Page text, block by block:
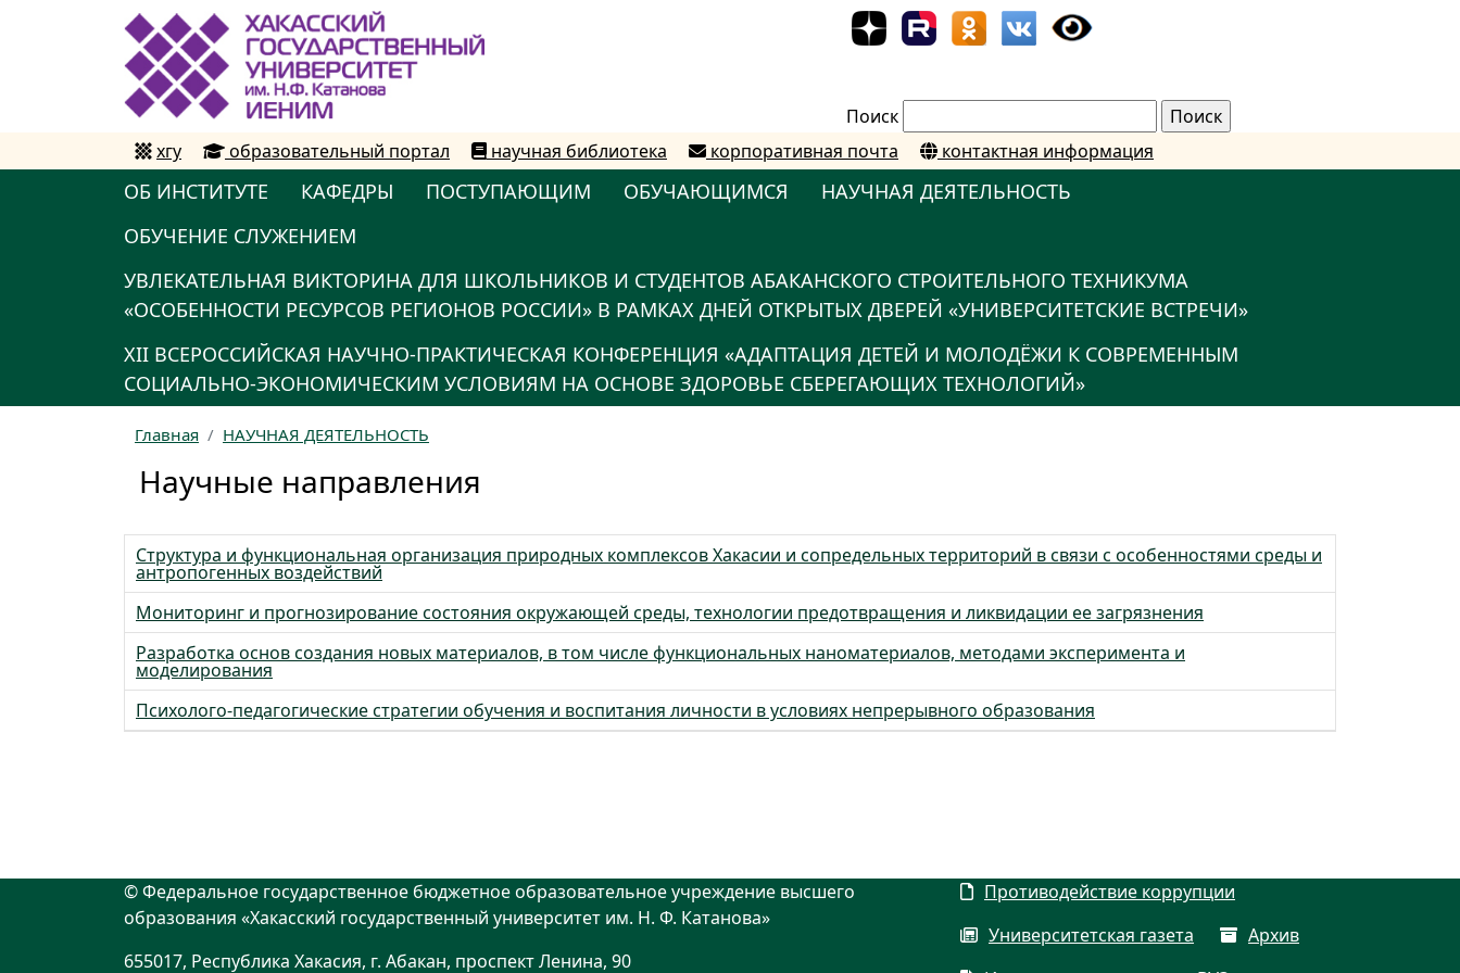
Поиск
хгу
образовательный портал научная библиотека корпоративная почта контактная информация
ОБ ИНСТИТУТЕ КАФЕДРЫ ПОСТУПАЮЩИМ ОБУЧАЮЩИМСЯ
НАУЧНАЯ ДЕЯТЕЛЬНОСТЬ
ОБУЧЕНИЕ СЛУЖЕНИЕМ
УВЛЕКАТЕЛЬНАЯ ВИКТОРИНА ДЛЯ ШКОЛЬНИКОВ И СТУДЕНТОВ АБАКАНСКОГО СТРОИТЕЛЬНОГО ТЕХНИКУМА
«ОСОБЕННОСТИ РЕСУРСОВ РЕГИОНОВ РОССИИ» В РАМКАХ ДНЕЙ ОТКРЫТЫХ ДВЕРЕЙ «УНИВЕРСИТЕТСКИЕ ВСТРЕЧИ»
XII ВСЕРОССИЙСКАЯ НАУЧНО-ПРАКТИЧЕСКАЯ КОНФЕРЕНЦИЯ «АДАПТАЦИЯ ДЕТЕЙ И МОЛОДЁЖИ К СОВРЕМЕННЫМ
СОЦИАЛЬНО-ЭКОНОМИЧЕСКИМ УСЛОВИЯМ НА ОСНОВЕ ЗДОРОВЬЕ СБЕРЕГАЮЩИХ ТЕХНОЛОГИЙ»
Главная НАУЧНАЯ ДЕЯТЕЛЬНОСТЬ
Научные направления
Структура и функциональная организация природных комплексов Хакасии и сопредельных территорий в связи с особенностями среды и
антропогенных воздействий
Мониторинг и прогнозирование состояния окружающей среды, технологии предотвращения и ликвидации ее загрязнения
Разработка основ создания новых материалов, в том числе функциональных наноматериалов, методами эксперимента и
моделирования
Психолого-педагогические стратегии обучения и воспитания личности в условиях непрерывного образования
© Федеральное государственное бюджетное образовательное учреждение высшего
образования «Хакасский государственный университет им. Н. Ф. Катанова»
655017, Республика Хакасия, г. Абакан, проспект Ленина, 90
Противодействие коррупции
Университетская газета
Архив